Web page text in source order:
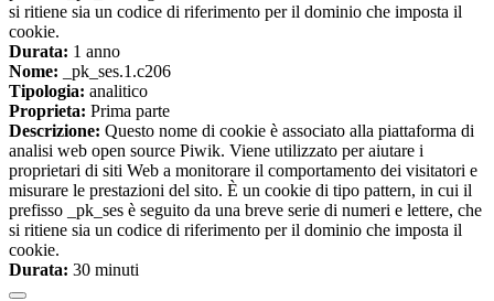
si ritiene sia un codice di riferimento per il dominio che imposta il
cookie.
Durata: 1 anno
Nome: _pk_ses.1.c206
Tipologia: analitico
Proprieta: Prima parte
Descrizione: Questo nome di cookie è associato alla piattaforma di
analisi web open source Piwik. Viene utilizzato per aiutare i
proprietari di siti Web a monitorare il comportamento dei visitatori e
misurare le prestazioni del sito. È un cookie di tipo pattern, in cui il
prefisso _pk_ses è seguito da una breve serie di numeri e lettere, che
si ritiene sia un codice di riferimento per il dominio che imposta il
cookie.
Durata: 30 minuti